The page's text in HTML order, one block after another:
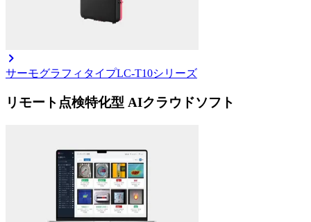
サーモグラフィタイプLC-T10シリーズ
リモート点検特化型 AIクラウドソフト